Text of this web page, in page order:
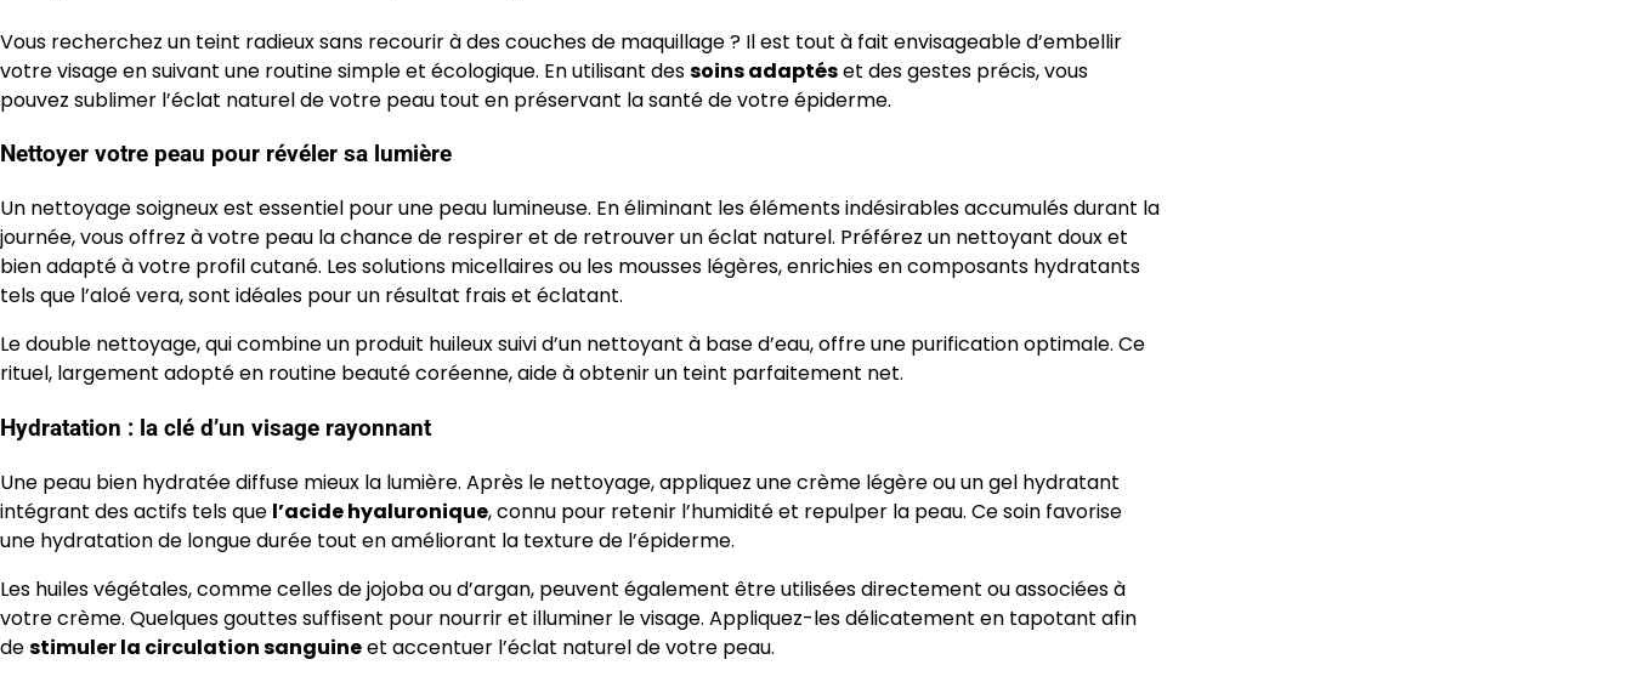
Vous recherchez un teint radieux sans recourir à des couches de maquillage ? Il est tout à fait envisageable d’embellir
votre visage en suivant une routine simple et écologique. En utilisant dessoins adaptéset des gestes précis, vous
pouvez sublimer l’éclat naturel de votre peau tout en préservant la santé de votre épiderme.
Nettoyer votre peau pour révéler sa lumière
Un nettoyage soigneux est essentiel pour une peau lumineuse. En éliminant les éléments indésirables accumulés durant la
journée, vous offrez à votre peau la chance de respirer et de retrouver un éclat naturel. Préférez un nettoyant doux et
bien adapté à votre profil cutané. Les solutions micellaires ou les mousses légères, enrichies en composants hydratants
tels que l’aloé vera, sont idéales pour un résultat frais et éclatant.
Le double nettoyage, qui combine un produit huileux suivi d’un nettoyant à base d’eau, offre une purification optimale. Ce
rituel, largement adopté en routine beauté coréenne, aide à obtenir un teint parfaitement net.
Hydratation : la clé d’un visage rayonnant
Une peau bien hydratée diffuse mieux la lumière. Après le nettoyage, appliquez une crème légère ou un gel hydratant
intégrant des actifs tels que l’acide hyaluronique, connu pour retenir l’humidité et repulper la peau. Ce soin favorise
une hydratation de longue durée tout en améliorant la texture de l’épiderme.
Les huiles végétales, comme celles de jojoba ou d’argan, peuvent également être utilisées directement ou associées à
votre crème. Quelques gouttes suffisent pour nourrir et illuminer le visage. Appliquez-les délicatement en tapotant afin
destimuler la circulation sanguineet accentuer l’éclat naturel de votre peau.